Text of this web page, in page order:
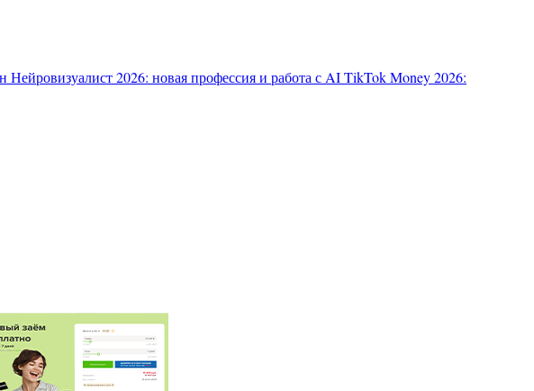
Нейровизуалист 2026: новая профессия и работа с AITikTok Money 2026: